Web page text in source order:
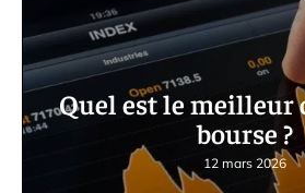
Quel est le meilleur
bourse ?
12 mars 2026